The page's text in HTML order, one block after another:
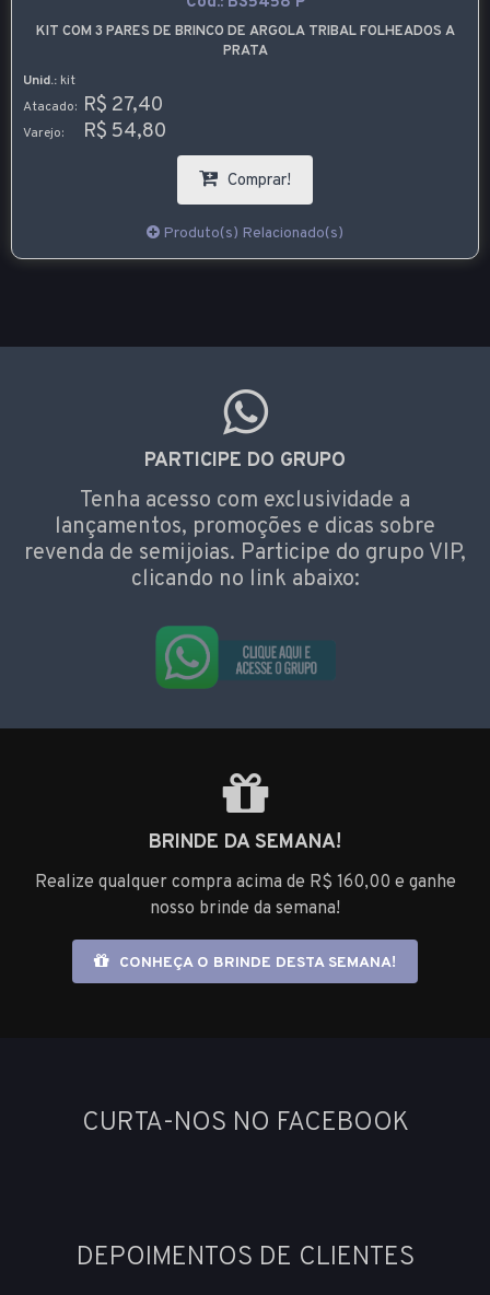
KIT COM 3 PARES DE BRINCO DE ARGOLA TRIBAL FOLHEADOS A
PRATA
Unid.: kit
Atacado: R$ 27,40
Varejo: R$ 54,80
Comprar!
Produto(s) Relacionado(s)
PARTICIPE DO GRUPO
Tenha acesso com exclusividade a
lançamentos, promoções e dicas sobre
revenda de semijoias. Participe do grupo VIP,
clicando no link abaixo:
BRINDE DA SEMANA!
Realize qualquer compra acima de R$ 160,00 e ganhe
nosso brinde da semana!
CONHEÇA O BRINDE DESTA SEMANA!
CURTA-NOS NO FACEBOOK
DEPOIMENTOS DE CLIENTES